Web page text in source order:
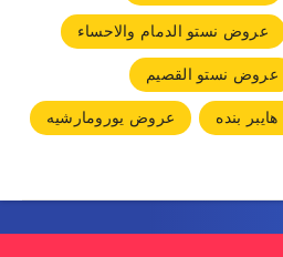
عروض نستو الدمام والاحساء
عروض نستو القصيم
بنده عروض يورومارشيه